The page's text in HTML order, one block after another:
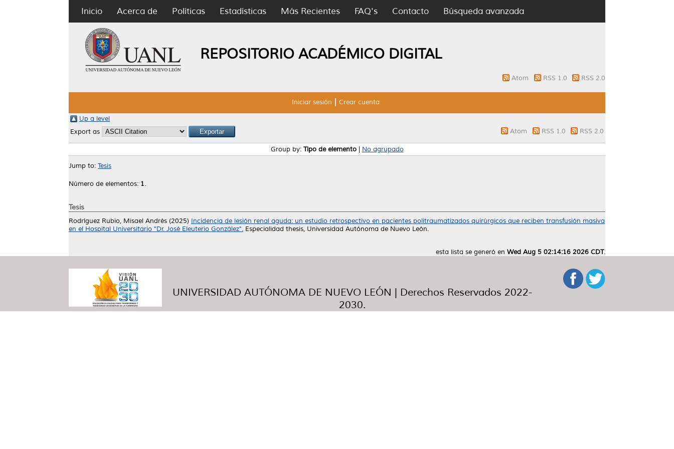
Inicio Acerca de Políticas Estadísticas Más Recientes FAQ's Contacto Búsqueda avanzada
REPOSITORIO ACADÉMICO DIGITAL
Atom RSS 1.0 RSS 2.0
Iniciar sesión Crear cuenta
Up a level
Export as
Atom RSS 1.0 RSS 2.0
Group by: Tipo de elemento| No agrupado
Jump to: Tesis
Número de elementos: 1.
Tesis
Rodríguez Rubio, Misael Andrés (2025) Incidencia de lesión renal aguda: un estudio retrospectivo en pacientes politraumatizados quirúrgicos que reciben transfusión masiva
en el Hospital Universitario "Dr. José Eleuterio González". Especialidad thesis, Universidad Autónoma de Nuevo León.
esta lista se generó en Wed Aug 5 02:14:16 2026 CDT.
UNIVERSIDAD AUTÓNOMA DE NUEVO LEÓN | Derechos Reservados 2022-
2030.